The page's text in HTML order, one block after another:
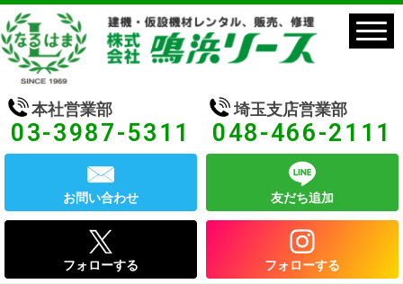
本社営業部
03-3987-5311
埼玉支店営業部
048-466-2111
お問い合わせ 友だち追加
フォローする フォローする